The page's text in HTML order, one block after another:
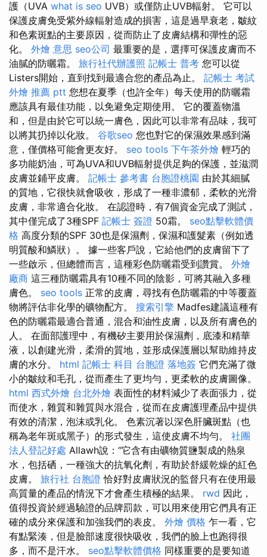
護（UVA what is seo UVB）或僅防止UVB輻射。 它可以
保護皮膚免受紫外線輻射造成的損害，這是過早衰老，皺紋
和色素斑點的主要原因，從而防止了皮膚結構和彈性的惡
化。 外燴 意思 seo公司 最重要的是，選擇可保護皮膚而不
油膩的防曬霜。 旅行社代辦護照 記帳士 普考 您可以從
Listers開始，直到找到最適合您的產品為止。 記帳士 考試
外燴 推薦 ptt 您想在夏季（也許全年）每天使用的防曬霜
應該具有最佳功能，以免避免定期使用。 它的覆蓋物溫
和，但是由於它可以統一膚色，因此可以非常有品味，我可
以將其扔掉以化妝。 谷歌seo 您也對它的保濕效果感到滿
意，僅價格可能會更友好。 seo tools 下午茶外燴 輕巧的
多功能奶油，可為UVA和UVB輻射提供足夠的保護，並滋潤
皮膚並鋪平皮膚。 記帳士 參考書 台胞證桃園 由於其細膩
的質地，它很快就會吸收，形成了一種非濃郁，柔軟的光滑
皮膚，非常適合化妝。 在認證時，有7個資金完成了測試，
其中僅完成了3種SPF 記帳士 簽證 50霜。 seo點擊軟體價
格 高度分類的SPF 30也是保濕劑，保濕和護髮素（例如透
明質酸和鱗狀）。 據一些客戶說，它給他們的皮膚留下了
一些啟示，但總體而言，這種彩色防曬霜受到讚賞。 外燴
廠商 這三種防曬霜具有10種不同的陰影，可將其融入多種
膚色。 seo tools 正常的皮膚，尋找有色防曬霜的中等覆蓋
物將評估非化學的礦物配方。 搜索引擎 Madfes建議這種有
色的防曬霜最適合普通，混合和油性皮膚，以及所有膚色的
人。 在面部護理中，有機矽主要用於保濕劑，底漆和精華
液，以創建光滑，柔滑的質地，並形成保護層以幫助維持皮
膚的水分。 html 記帳士 科目 台胞證 落地簽 它們充滿了微
小的皺紋和毛孔，從而產生了更均勻，更柔軟的皮膚圖像。
html 西式外燴 台北外燴 表面性的材料減少了表面張力，從
而使水，雜質和雜質與水混合，從而在皮膚護理產品中提供
有效的清潔，泡沫或乳化。 色素沉著以深色肝臟斑點（也
稱為老年斑或黑子）的形式發生，這使皮膚不均勻。 社團
法人登記好處 Allawh說：“它含有由礦物質鹽製成的熱泉
水，包括硒，一種強大的抗氧化劑，有助於舒緩乾燥的紅色
皮膚。 旅行社 台胞證 恰好對皮膚狀況的監督只有在使用最
高質量的產品的情況下才會產生積極的結果。 rwd 因此，
值得投資於經過驗證的品牌罰款，可以用來使用它們具有正
確的成分來保護和加強我們的表皮。 外燴 價格 乍一看，它
有點緊湊，但是臉部速度很快吸收，我們的臉上也跑得很
多，而不是汗水。 seo點擊軟體價格 同樣重要的是要知道